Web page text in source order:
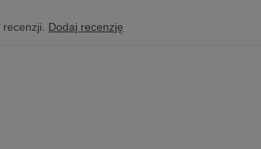
Dodaj recenzję